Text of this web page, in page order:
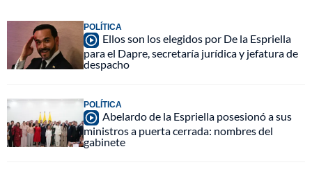
POLÍTICA
Ellos son los elegidos por De la Espriella
para el Dapre, secretaría jurídica y jefatura de
despacho
POLÍTICA
Abelardo de la Espriella posesionó a sus
ministros a puerta cerrada: nombres del
gabinete